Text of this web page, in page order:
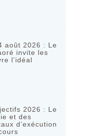
août 2026 : Le
invite les
l’idéal
2026 : Le
et des
d’exécution